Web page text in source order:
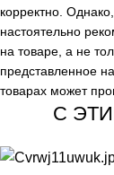
корректно.
настоятельно
на товаре, а не
представленное
товарах может
С